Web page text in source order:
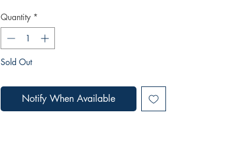
Quantity *
Sold Out
Notify When Available